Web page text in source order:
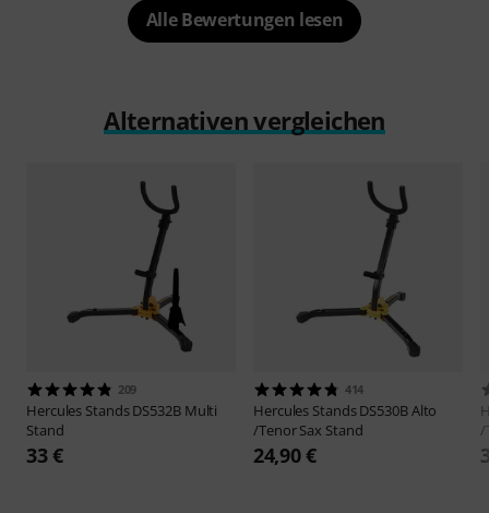
Alle Bewertungen lesen
Alternativen vergleichen
209
Hercules StandsDS532B Multi
Stand
33 €
414
Hercules StandsDS530B Alto
/Tenor Sax Stand
24,90 €
/